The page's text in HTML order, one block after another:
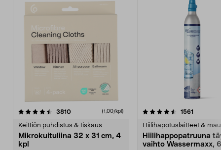
3810arvostelut (1,00/kpl)
Keittiön puhdistus & tiskaus
Mikrokuituliina 32 x 31 cm, 4
kpl
4.5viidestä
1561
Hiilihapotuslaitteet &
Hiilihappopatruuna
vaihto Wassermaxx,
4.5viidestä